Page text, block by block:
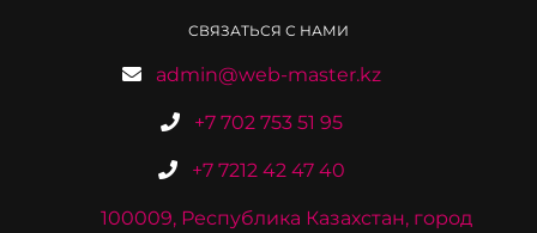
СВЯЗАТЬСЯ С НАМИ
admin@web-master.kz
+7 702 753 51 95
+7 7212 42 47 40
100009, Республика Казахстан, город